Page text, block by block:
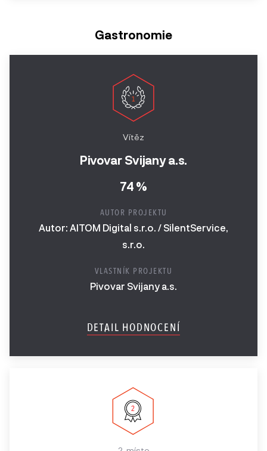
Gastronomie
Vítěz
Pivovar Svijany a.s.
74 %
AUTOR PROJEKTU
Autor: AITOM Digital s.r.o. / SilentService,
s.r.o.
VLASTNÍK PROJEKTU
Pivovar Svijany a.s.
DETAIL HODNOCENÍ